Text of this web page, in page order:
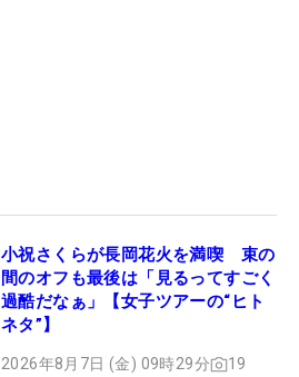
小祝さくらが長岡花火を満喫 束の
間のオフも最後は「見るってすごく
過酷だなぁ」【女子ツアーの“ヒト
ネタ”】
2026年8月7日 (金) 09時29分 19